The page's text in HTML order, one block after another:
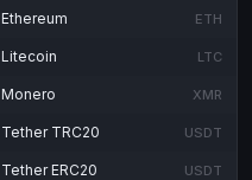
Ethereum ETH
Litecoin LTC
Monero XMR
Tether TRC20 USDT
Tether ERC20 USDT